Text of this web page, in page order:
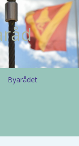
Byarådet